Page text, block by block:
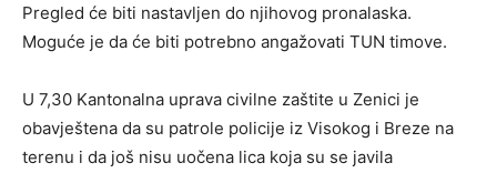
Pregled će biti nastavljen do njihovog pronalaska.
Moguće je da će biti potrebno angažovati TUN timove.
U 7,30 Kantonalna uprava civilne zaštite u Zenici je
obavještena da su patrole policije iz Visokog i Breze na
terenu i da još nisu uočena lica koja su se javila